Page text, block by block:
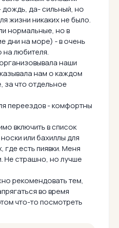
да- сильный, но
жизни никаких не было.
нормальные, но в
дни на море) - в очень
любителя.
наши
нам о каждом
что отдельное
переездов - комфортны
включить в список
или бахиллы для
где есть пиявки. Меня
Не страшно, но лучше
рекомендовать тем,
во время
что-то посмотреть